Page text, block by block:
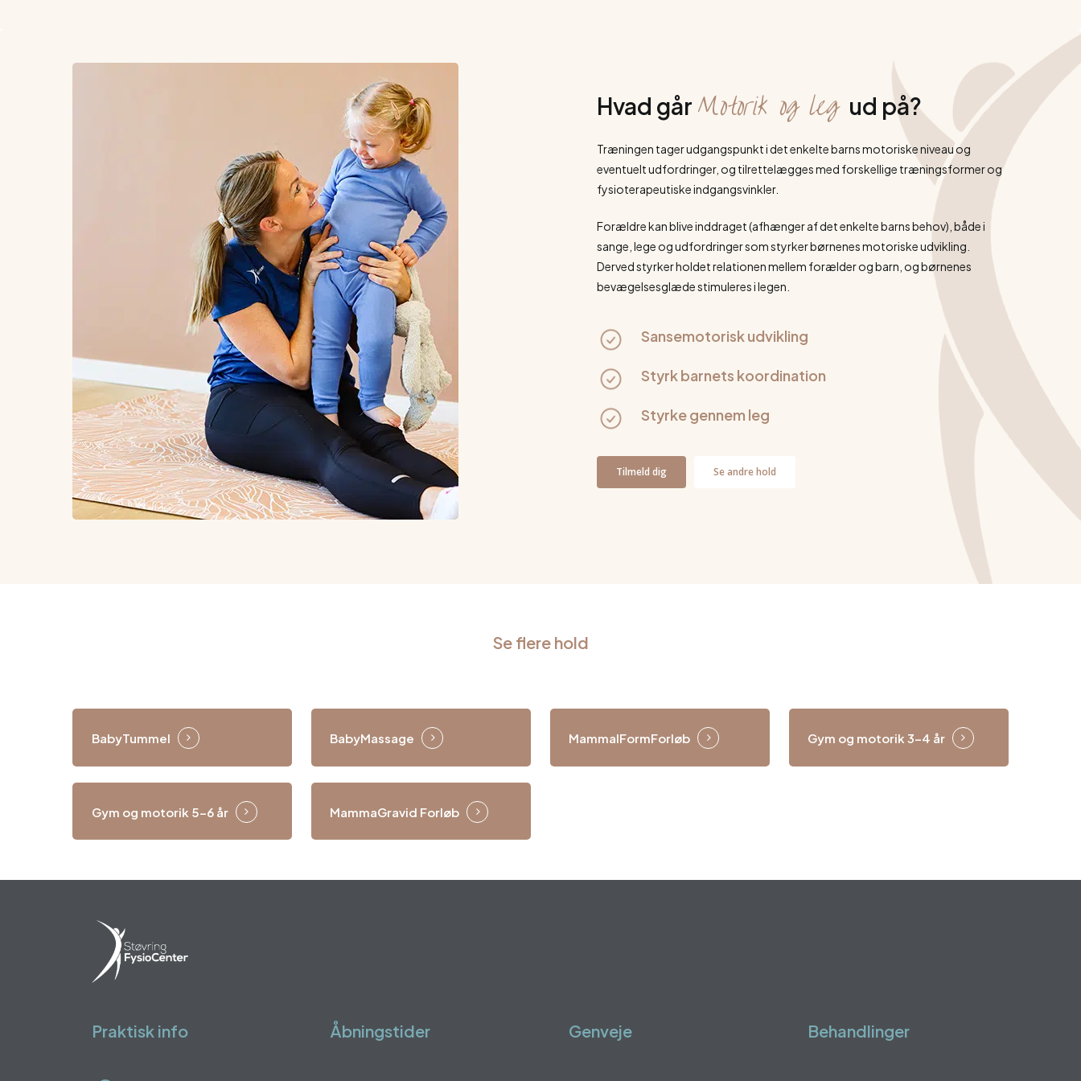
Opstart: 24/4 (uge 17)
Støvring FysioCenter – Hobrovej 13B, Støvring Hvad går Motorik og leg ud på?
Træningen tager udgangspunkt i det enkelte barns motoriske niveau og
eventuelt udfordringer, og tilrettelægges med forskellige træningsformer og
fysioterapeutiske indgangsvinkler.
Forældre kan blive inddraget (afhænger af det enkelte barns behov), både i
sange, lege og udfordringer som styrker børnenes motoriske udvikling.
Derved styrker holdet relationen mellem forælder og barn, og børnenes
bevægelsesglæde stimuleres i legen.
Sansemotorisk udvikling
Styrk barnets koordination
Styrke gennem leg
Tilmeld dig Se andre hold
Se flere hold
BabyTummel BabyMassage MammaIFormForløb Gym og motorik 3-4 år
Gym og motorik 5-6 år MammaGravid Forløb
Praktisk info Åbningstider Genveje Behandlinger